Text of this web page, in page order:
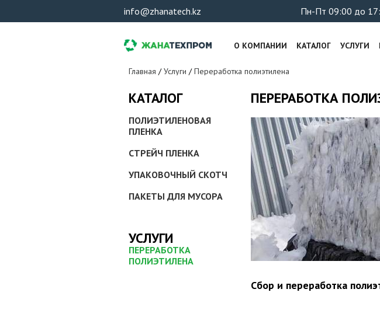
info@zhanatech.kz Пн-Пт 09:00 до
О КОМПАНИИ КАТАЛОГ УСЛУГИ
Вы здесь
Главная / Услуги / Переработка полиэтилена
КАТАЛОГ
ПОЛИЭТИЛЕНОВАЯ
ПЛЕНКА
СТРЕЙЧ ПЛЕНКА
УПАКОВОЧНЫЙ СКОТЧ
ПАКЕТЫ ДЛЯ МУСОРА
УСЛУГИ
ПЕРЕРАБОТКА
ПОЛИЭТИЛЕНА
ПЕРЕРАБОТКА
Сбор и переработка